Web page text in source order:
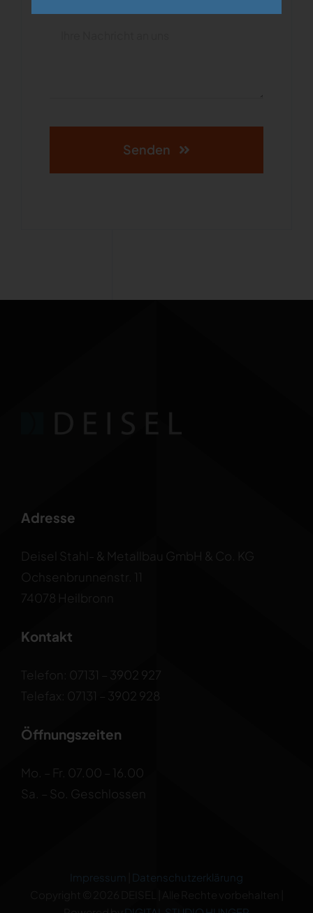
Senden
Adresse
Deisel Stahl- & Metallbau GmbH & Co. KG
Ochsenbrunnenstr. 11
74078 Heilbronn
Kontakt
Telefon: 07131 – 3902 927
Telefax: 07131 – 3902 928
Öffnungszeiten
Mo. – Fr. 07.00 – 16.00
Sa. – So. Geschlossen
Impressum
Datenschutzerklärung